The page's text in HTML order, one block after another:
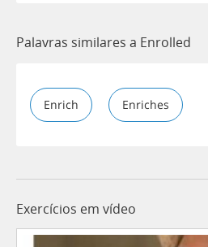
Palavras similares a Enrolled
Enrich Enriches
Exercícios em vídeo